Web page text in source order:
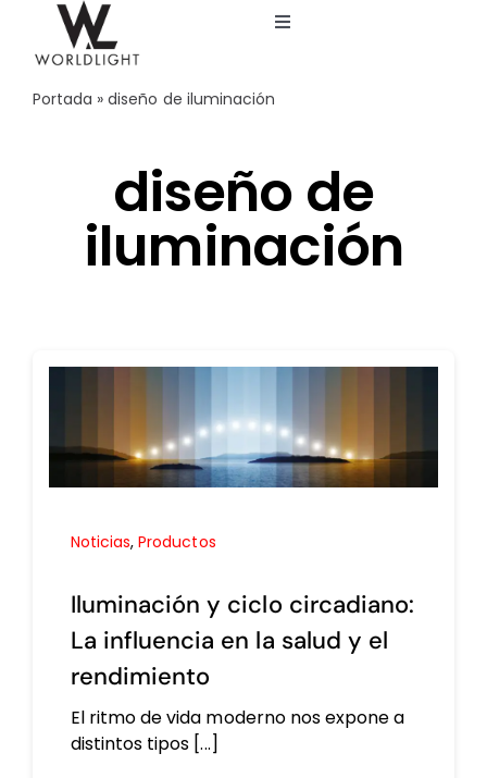
contenido
Toggle
Catálogo
Nosotros
Portada »diseño de iluminación
diseño de
iluminación
Noticias,Productos
Iluminación y ciclo circadiano:
La influencia en la salud y el
rendimiento
El ritmo de vida moderno nos expone a
distintos tipos [...]